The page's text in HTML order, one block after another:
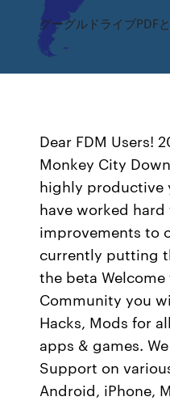
グーグルドライブPDF
Dear FDM Users!
Monkey City
highly productive
have worked
improvements to
currently putting
the beta
Community you
Hacks, Mods for
apps & games.
Support on
Android, iPhone,